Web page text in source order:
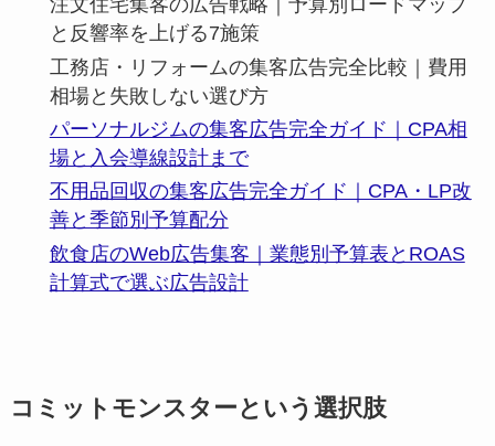
注文住宅集客の広告戦略｜予算別ロードマップ
と反響率を上げる7施策
工務店・リフォームの集客広告完全比較｜費用
相場と失敗しない選び方
パーソナルジムの集客広告完全ガイド｜CPA相
場と入会導線設計まで
不用品回収の集客広告完全ガイド｜CPA・LP改
善と季節別予算配分
飲食店のWeb広告集客｜業態別予算表とROAS
計算式で選ぶ広告設計
コミットモンスターという選択肢